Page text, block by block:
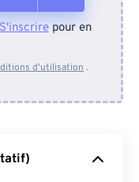
pour en
d'utilisation .